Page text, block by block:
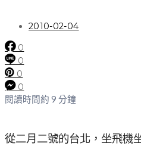
2010-02-04
0
0
0
0
閱讀時間約 9 分鐘
從二月二號的台北，坐飛機